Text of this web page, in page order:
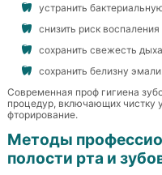
устранить
снизить риск
сохранить свежесть
сохранить белизну эмали.
Современная проф гигиена
процедур, включающих чистку
фторирование.
Методы
полости рта и